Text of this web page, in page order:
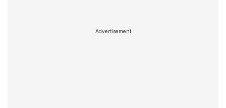
Advertisement